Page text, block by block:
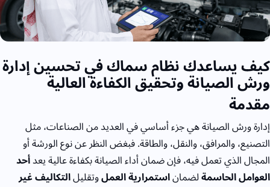
كيف يساعدك نظام سماك في تحسين إدارة
ورش الصيانة وتحقيق الكفاءة العالية
مقدمة
إدارة ورش الصيانة هي جزء أساسي في العديد من الصناعات، مثل
التصنيع، والمرافق، والنقل، والطاقة. فبغض النظر عن نوع الورشة أو
المجال الذي تعمل فيه، فإن ضمان أداء الصيانة بكفاءة عالية يعدأحد
العوامل الحاسمةلضماناستمرارية العملوتقليلالتكاليف غير